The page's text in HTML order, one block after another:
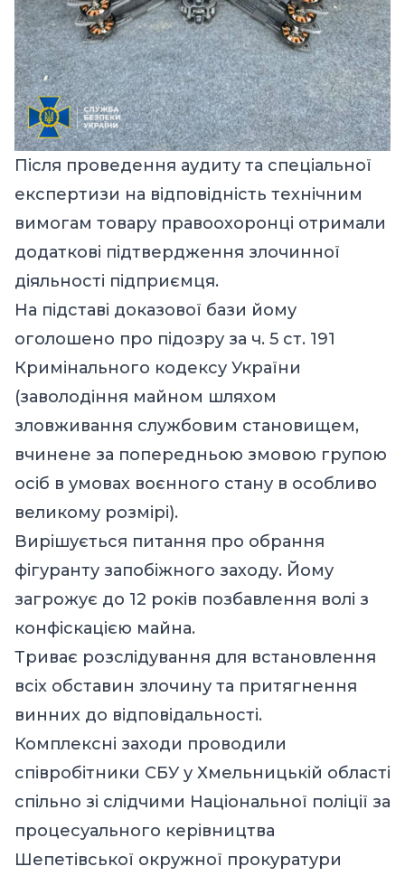
Після проведення аудиту та спеціальної
експертизи на відповідність технічним
вимогам товару правоохоронці отримали
додаткові підтвердження злочинної
діяльності підприємця.
На підставі доказової бази йому
оголошено про підозру за ч. 5 ст. 191
Кримінального кодексу України
(заволодіння майном шляхом
зловживання службовим становищем,
вчинене за попередньою змовою групою
осіб в умовах воєнного стану в особливо
великому розмірі).
Вирішується питання про обрання
фігуранту запобіжного заходу. Йому
загрожує до 12 років позбавлення волі з
конфіскацією майна.
Триває розслідування для встановлення
всіх обставин злочину та притягнення
винних до відповідальності.
Комплексні заходи проводили
співробітники СБУ у Хмельницькій області
спільно зі слідчими Національної поліції за
процесуального керівництва
Шепетівської окружної прокуратури